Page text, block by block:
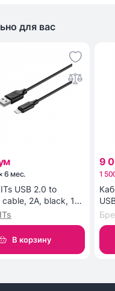
для вас
6 мес.
USB 2.0 to
2A, black, 1m
В корзину
9
1